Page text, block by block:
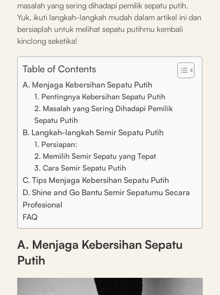
masalah yang sering dihadapi pemilik sepatu putih.
Yuk, ikuti langkah-langkah mudah dalam artikel ini dan
bersiaplah untuk melihat sepatu putihmu kembali
kinclong seketika!
Table of Contents
A. Menjaga Kebersihan Sepatu Putih
1. Pentingnya Kebersihan Sepatu Putih
2. Masalah yang Sering Dihadapi Pemilik
Sepatu Putih
B. Langkah-langkah Semir Sepatu Putih
1. Persiapan:
2. Memilih Semir Sepatu yang Tepat
3. Cara Semir Sepatu Putih
C. Tips Menjaga Kebersihan Sepatu Putih
D. Shine and Go Bantu Semir Sepatumu Secara
Profesional
FAQ
A. Menjaga Kebersihan Sepatu
Putih